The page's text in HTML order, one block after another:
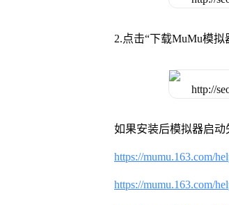
2.点击“下载MuMu模拟
如果安装后模拟器启
https://mumu.163.com/
https://mumu.163.com/